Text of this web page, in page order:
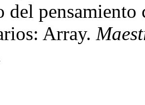
del pensamiento
Array.